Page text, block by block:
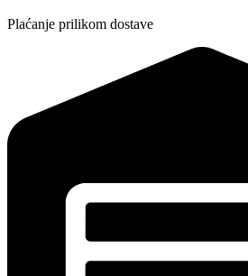
Plaćanje prilikom dostave